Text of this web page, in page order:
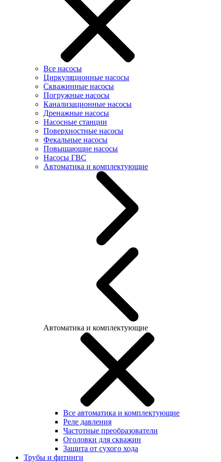
Все насосы
Циркуляционные насосы
Скважинные насосы
Погружные насосы
Канализационные насосы
Дренажные насосы
Насосные станции
Поверхностные насосы
Фекальные насосы
Повышающие насосы
Насосы ГВС
Автоматика и комплектующие
Автоматика и комплектующие
Все автоматика и комплектующие
Реле давления
Частотные преобразователи
Оголовки для скважин
Защита от сухого хода
Трубы и фитинги